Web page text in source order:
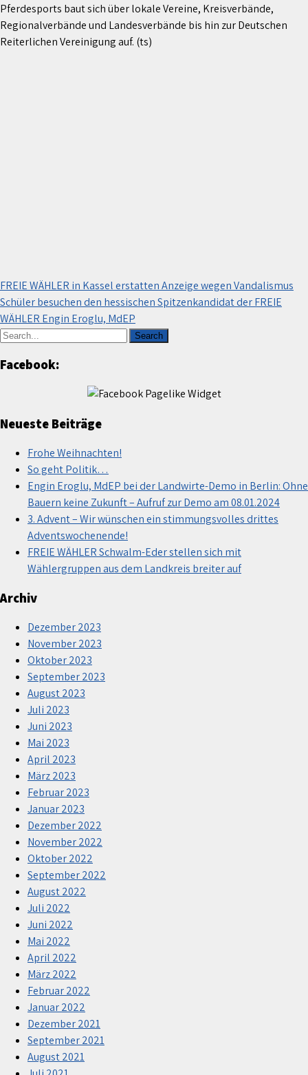
Pferdesports baut sich über lokale Vereine, Kreisverbände,
Regionalverbände und Landesverbände bis hin zur Deutschen
Reiterlichen Vereinigung auf. (ts)
Beitragsnavigation
FREIE WÄHLER in Kassel erstatten Anzeige wegen Vandalismus
Schüler besuchen den hessischen Spitzenkandidat der FREIE
WÄHLER Engin Eroglu, MdEP
Facebook:
Neueste Beiträge
Frohe Weihnachten!
So geht Politik…
Engin Eroglu, MdEP bei der Landwirte-Demo in Berlin: Ohne
Bauern keine Zukunft – Aufruf zur Demo am 08.01.2024
3. Advent – Wir wünschen ein stimmungsvolles drittes
Adventswochenende!
FREIE WÄHLER Schwalm-Eder stellen sich mit
Wählergruppen aus dem Landkreis breiter auf
Archiv
Dezember 2023
November 2023
Oktober 2023
September 2023
August 2023
Juli 2023
Juni 2023
Mai 2023
April 2023
März 2023
Februar 2023
Januar 2023
Dezember 2022
November 2022
Oktober 2022
September 2022
August 2022
Juli 2022
Juni 2022
Mai 2022
April 2022
März 2022
Februar 2022
Januar 2022
Dezember 2021
September 2021
August 2021